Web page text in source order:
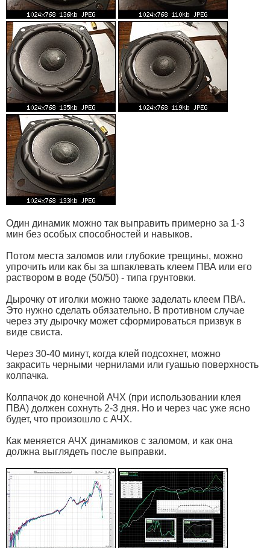
Один динамик можно так выправить примерно за 1-3
мин без особых способностей и навыков.
Потом места заломов или глубокие трещины, можно
упрочить или как бы за шпаклевать клеем ПВА или его
раствором в воде (50/50) - типа грунтовки.
Дырочку от иголки можно также заделать клеем ПВА.
Это нужно сделать обязательно. В противном случае
через эту дырочку может сформироваться призвук в
виде свиста.
Через 30-40 минут, когда клей подсохнет, можно
закрасить черными чернилами или гуашью поверхность
колпачка.
Колпачок до конечной АЧХ (при использовании клея
ПВА) должен сохнуть 2-3 дня. Но и через час уже ясно
будет, что произошло с АЧХ.
Как меняется АЧХ динамиков с заломом, и как она
должна выглядеть после выправки.